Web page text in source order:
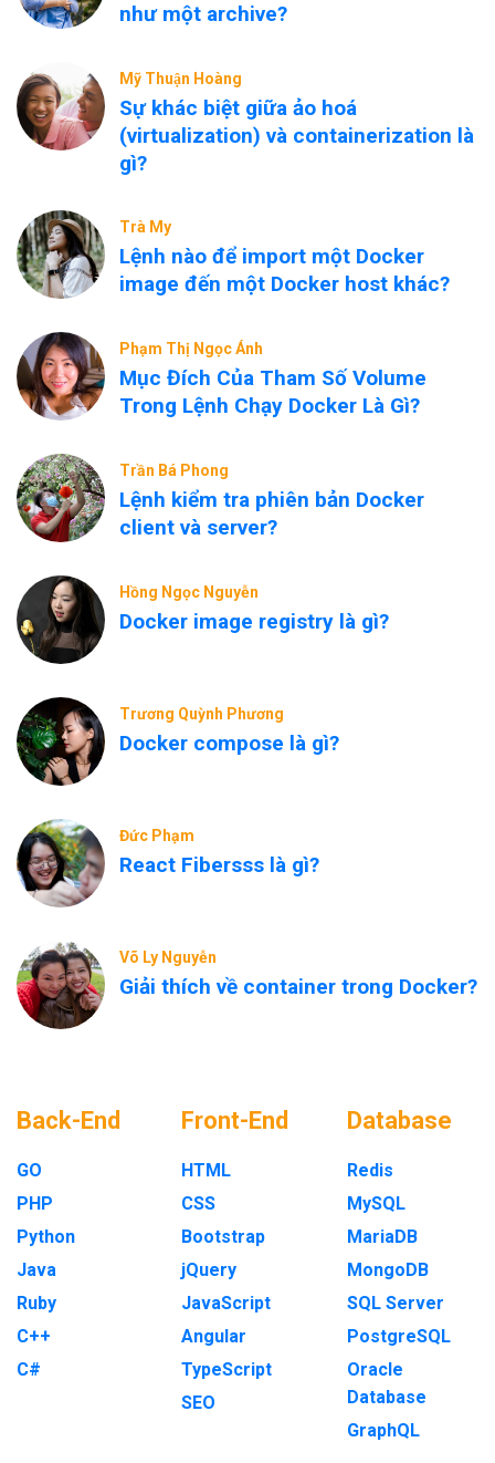
như một archive?
Mỹ Thuận Hoàng
Sự khác biệt giữa ảo hoá
(virtualization) và containerization là
gì?
Trà My
Lệnh nào để import một Docker
image đến một Docker host khác?
Phạm Thị Ngọc Ánh
Mục Đích Của Tham Số Volume
Trong Lệnh Chạy Docker Là Gì?
Trần Bá Phong
Lệnh kiểm tra phiên bản Docker
client và server?
Hồng Ngọc Nguyễn
Docker image registry là gì?
Trương Quỳnh Phương
Docker compose là gì?
Đức Phạm
React Fibersss là gì?
Võ Ly Nguyễn
Giải thích về container trong Docker?
Back-End
GO
PHP
Python
Java
Ruby
C++
C#
Front-End
HTML
CSS
Bootstrap
jQuery
JavaScript
Angular
TypeScript
SEO
Database
Redis
MySQL
MariaDB
MongoDB
SQL Server
PostgreSQL
Oracle
Database
GraphQL